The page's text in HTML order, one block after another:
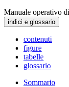
Manuale operativo
indici e glossario
contenuti
figure
tabelle
glossario
Sommario